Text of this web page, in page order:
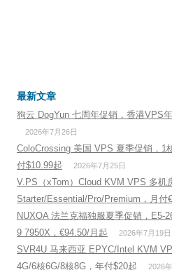
最新文章
狗云 DogYun 七周年促销，香港VPS
2026年7月26日
ColoCrossing 美国 VPS 夏季促销，1
付$10.99起
2026年7月25日
V.PS（xTom）Cloud KVM VPS 多机
Starter/Essential/Pro/Premium，月付
NUXOA 法兰克福独服夏季促销，E5-
9 7950X，€94.50/月起
2026年7月19日
SVR4U 马来西亚 EPYC/Intel KVM
4G/6核6G/8核8G，年付$20起
2026